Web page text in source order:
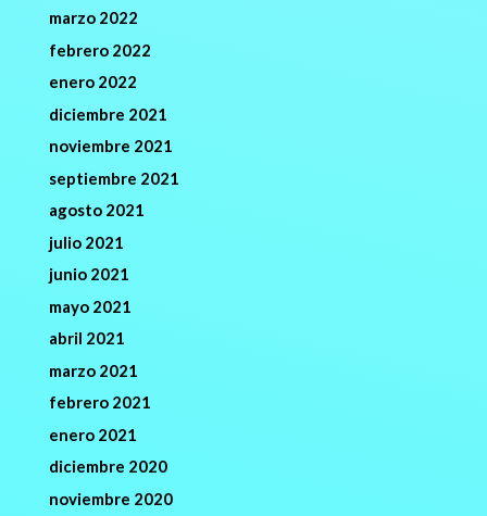
marzo 2022
febrero 2022
enero 2022
diciembre 2021
noviembre 2021
septiembre 2021
agosto 2021
julio 2021
junio 2021
mayo 2021
abril 2021
marzo 2021
febrero 2021
enero 2021
diciembre 2020
noviembre 2020